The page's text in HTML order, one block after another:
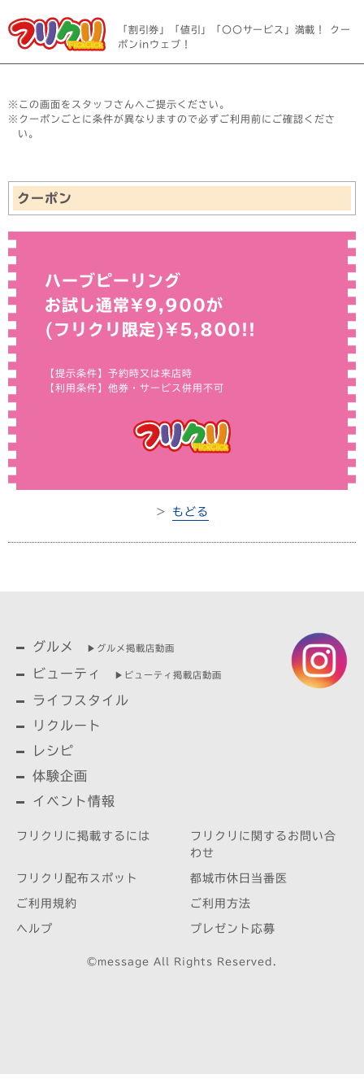
「割引券」「値引」「〇〇サービス」満載！ クー
ポンinウェブ！
※この画面をスタッフさんへご提示ください。
※クーポンごとに条件が異なりますので必ずご利用前にご確認くださ
い。
クーポン
ハーブピーリング
お試し通常¥9,900が
(フリクリ限定)¥5,800!!
【提示条件】予約時又は来店時
【利用条件】他券・サービス併用不可
＞ もどる
グルメ ▶︎グルメ掲載店動画
ビューティ ▶︎ビューティ掲載店動画
ライフスタイル
リクルート
レシピ
体験企画
イベント情報
フリクリに掲載するには
フリクリに関するお問い合
わせ
フリクリ配布スポット 都城市休日当番医
ご利用規約 ご利用方法
ヘルプ プレゼント応募
©message All Rights Reserved.